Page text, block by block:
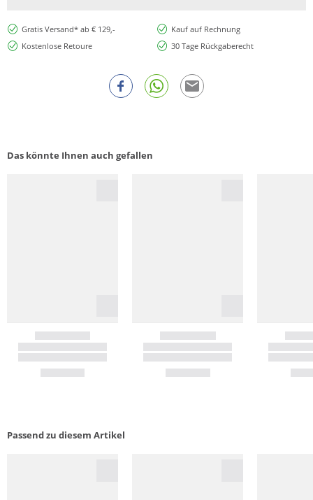
Gratis Versand* ab € 129,-
Kauf auf Rechnung
Kostenlose Retoure
30 Tage Rückgaberecht
Das könnte Ihnen auch gefallen
Passend zu diesem Artikel